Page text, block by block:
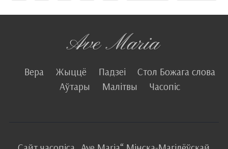
Вера Жыццё Падзеі
Стол Божага слова
Аўтары
Малітвы Часопіс